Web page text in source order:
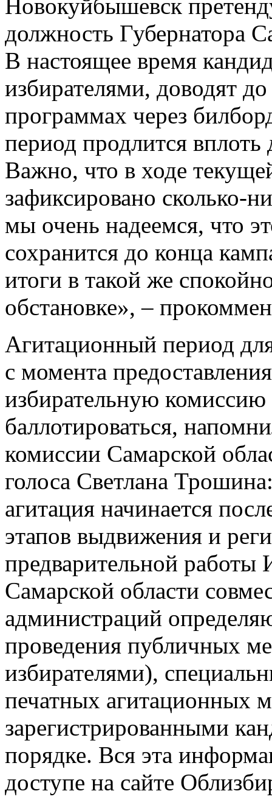
Новокуйбышевск
должность Губернатора
В настоящее время
избирателями, доводят
программах через
период продлится вплоть
Важно, что в ходе
зафиксировано сколько-
мы очень надеемся, что
сохранится до конца
итоги в такой же
обстановке», –
Агитационный период
с момента
избирательную комиссию
баллотироваться,
комиссии Самарской
голоса Светлана
агитация начинается
этапов выдвижения и
предварительной работы
Самарской области
администраций
проведения публичных
избирателями),
печатных агитационных
зарегистрированными
порядке. Вся эта
доступе на сайте